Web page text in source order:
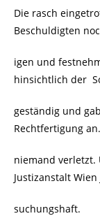
Die rasch
Beschuldigten
igen und
hinsichtlich der
geständig und
Rechtfertigung
niemand verletzt.
Justizanstalt
suchungshaft.